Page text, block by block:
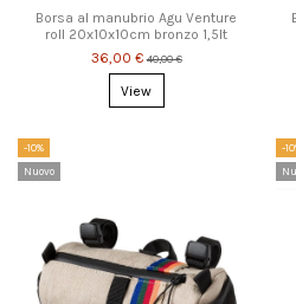
Borsa al manubrio Agu Venture
roll 20x10x10cm bronzo 1,5lt
36,00 € 40,00 €
View
-10%
Nuovo
-